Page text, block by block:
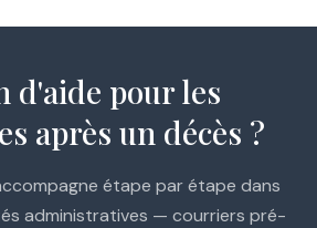
d'aide pour les
après un décès ?
étape par étape dans
administratives — courriers pré-